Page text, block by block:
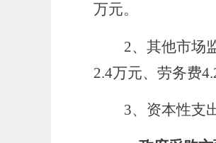
万元。
2、其他市场
2.4万元、劳务费
3、资本性支